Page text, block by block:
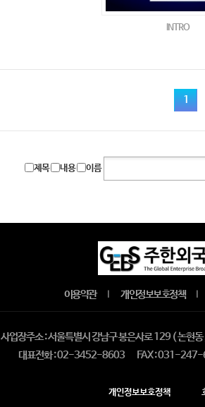
INTRO
1
제목 내용 이름
이용약관 개인정보보호정책
사업장주소 : 서울특별시 강남구 봉은사로 129 ( 논현
대표전화 : 02-3452-8603
FAX : 031-
개인정보보호정책